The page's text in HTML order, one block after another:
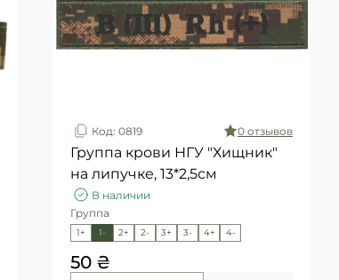
Код: 0819 0 отзывов
Группа крови НГУ "Хищник"
на липучке, 13*2,5см
В наличии
Группа
1+ 1- 2+ 2- 3+ 3- 4+ 4-
50 ₴